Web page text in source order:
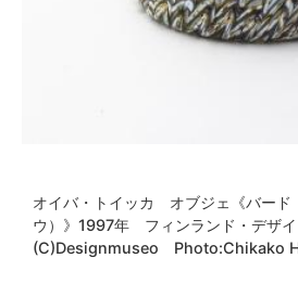
オイバ・トイッカ オブジェ《バード
ウ）》1997年 フィンランド・デザ
(C)Designmuseo Photo:Chikako